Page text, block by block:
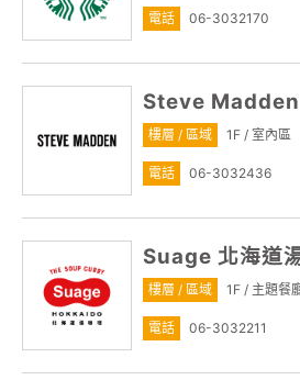
電話 06-3032170
Steve Madden
樓層 / 區域 1F / 室內區
電話 06-3032436
Suage 北海道
樓層 / 區域 1F / 主題餐
電話 06-3032211